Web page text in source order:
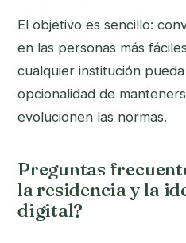
El objetivo es sencillo:
en las personas más
cualquier institución
opcionalidad de
evolucionen las normas.
Preguntas
la residencia y la
digital?